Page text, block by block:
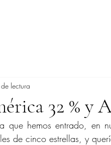
32 % y
lectura
que hemos entrado, en
de cinco estrellas, y